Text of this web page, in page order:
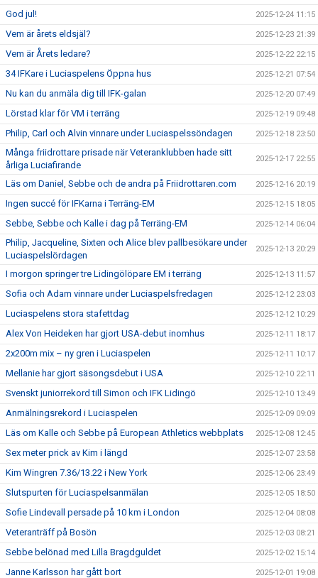
God jul! 2025-12-24 11:15
Vem är årets eldsjäl? 2025-12-23 21:39
Vem är Årets ledare? 2025-12-22 22:15
34 IFKare i Luciaspelens Öppna hus 2025-12-21 07:54
Nu kan du anmäla dig till IFK-galan 2025-12-20 07:49
Lörstad klar för VM i terräng 2025-12-19 09:48
Philip, Carl och Alvin vinnare under Luciaspelssöndagen 2025-12-18 23:50
Många friidrottare prisade när Veteranklubben hade sitt
årliga Luciafirande
2025-12-17 22:55
Läs om Daniel, Sebbe och de andra på Friidrottaren.com 2025-12-16 20:19
Ingen succé för IFKarna i Terräng-EM 2025-12-15 18:05
Sebbe, Sebbe och Kalle i dag på Terräng-EM 2025-12-14 06:04
Philip, Jacqueline, Sixten och Alice blev pallbesökare under
Luciaspelslördagen
2025-12-13 20:29
I morgon springer tre Lidingölöpare EM i terräng 2025-12-13 11:57
Sofia och Adam vinnare under Luciaspelsfredagen 2025-12-12 23:03
Luciaspelens stora stafettdag 2025-12-12 10:29
Alex Von Heideken har gjort USA-debut inomhus 2025-12-11 18:17
2x200m mix – ny gren i Luciaspelen 2025-12-11 10:17
Mellanie har gjort säsongsdebut i USA 2025-12-10 22:11
Svenskt juniorrekord till Simon och IFK Lidingö 2025-12-10 13:49
Anmälningsrekord i Luciaspelen 2025-12-09 09:09
Läs om Kalle och Sebbe på European Athletics webbplats 2025-12-08 12:45
Sex meter prick av Kim i längd 2025-12-07 23:58
Kim Wingren 7.36/13.22 i New York 2025-12-06 23:49
Slutspurten för Luciaspelsanmälan 2025-12-05 18:50
Sofie Lindevall persade på 10 km i London 2025-12-04 08:08
Veteranträff på Bosön 2025-12-03 08:21
Sebbe belönad med Lilla Bragdguldet 2025-12-02 15:14
Janne Karlsson har gått bort 2025-12-01 19:08